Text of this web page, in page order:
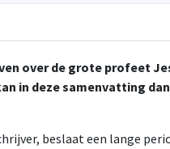
over de grote profeet
in deze samenvatting
beslaat een lange